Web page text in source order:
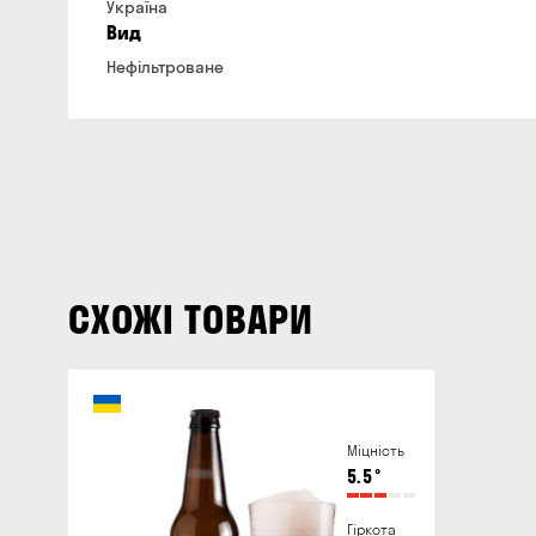
Україна
Вид
Нефільтроване
СХОЖІ ТОВАРИ
Міцність
5.5°
Гіркота